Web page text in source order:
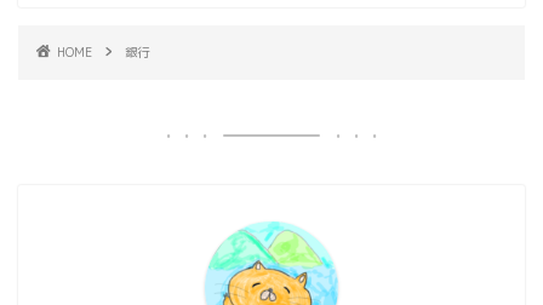
HOME 銀行